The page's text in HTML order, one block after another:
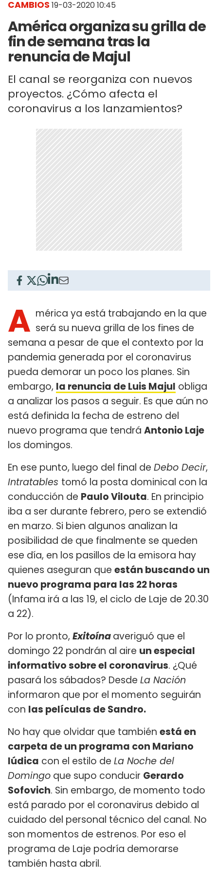
CAMBIOS 19-03-2020 10:45
América organiza su grilla de
fin de semana tras la
renuncia de Majul
El canal se reorganiza con nuevos
proyectos. ¿Cómo afecta el
coronavirus a los lanzamientos?
A mérica ya está trabajando en la que
será su nueva grilla de los fines de
semana a pesar de que el contexto por la
pandemia generada por el coronavirus
pueda demorar un poco los planes. Sin
embargo, la renuncia de Luis Majul obliga
a analizar los pasos a seguir. Es que aún no
está definida la fecha de estreno del
nuevo programa que tendrá Antonio Laje
los domingos.
En ese punto, luego del final de Debo Decir,
Intratables tomó la posta dominical con la
conducción de Paulo Vilouta. En principio
iba a ser durante febrero, pero se extendió
en marzo. Si bien algunos analizan la
posibilidad de que finalmente se queden
ese día, en los pasillos de la emisora hay
quienes aseguran que están buscando un
nuevo programa para las 22 horas
(Infama irá a las 19, el ciclo de Laje de 20.30
a 22).
Por lo pronto, Exitoínaaveriguó que el
domingo 22 pondrán al aire un especial
informativo sobre el coronavirus. ¿Qué
pasará los sábados? Desde La Nación
informaron que por el momento seguirán
con las películas de Sandro.
No hay que olvidar que también está en
carpeta de un programa con Mariano
Iúdica con el estilo de La Noche del
Domingo que supo conducir Gerardo
Sofovich. Sin embargo, de momento todo
está parado por el coronavirus debido al
cuidado del personal técnico del canal. No
son momentos de estrenos. Por eso el
programa de Laje podría demorarse
también hasta abril.